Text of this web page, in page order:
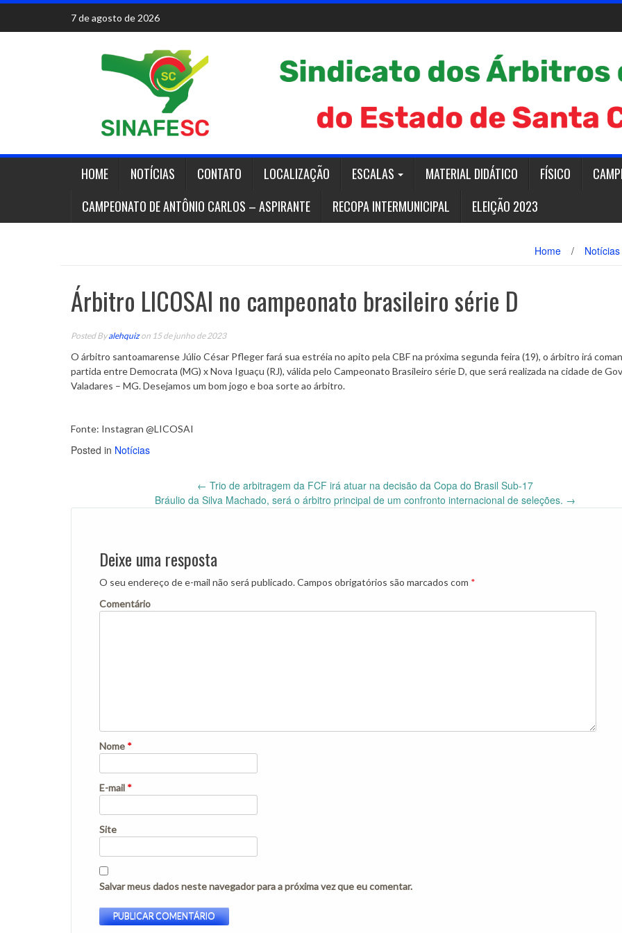
Skip
content
7 de agosto de 2026
HOME NOTÍCIAS CONTATO LOCALIZAÇÃO ESCALAS MATERIAL DIDÁTICO FÍSICO
CAMPEONATO DE ANTÔNIO CARLOS – ASPIRANTE
RECOPA INTERMUNICIPAL ELEIÇÃO 2023
Home / Notícias
Árbitro LICOSAI no campeonato brasileiro série D
Posted Byalehquizon 15 de junho de 2023
O árbitro santoamarense Júlio César Pfleger fará sua estréia no apito pela CBF na próxima segunda feira (19), o árbitro irá
partida entre Democrata (MG) x Nova Iguaçu (RJ), válida pelo Campeonato Brasileiro série D, que será realizada na cidade de
Valadares – MG. Desejamos um bom jogo e boa sorte ao árbitro.
Fonte: Instagran @LICOSAI
Posted in Notícias
Post
← Trio de arbitragem da FCF irá atuar na decisão da Copa do Brasil Sub-17
Bráulio da Silva Machado, será o árbitro principal de um confronto internacional de seleções. →
Deixe uma resposta
O seu endereço de e-mail não será publicado.Campos obrigatórios são marcados com *
Comentário
Nome *
E-mail *
Site
Salvar meus dados neste navegador para a próxima vez que eu comentar.